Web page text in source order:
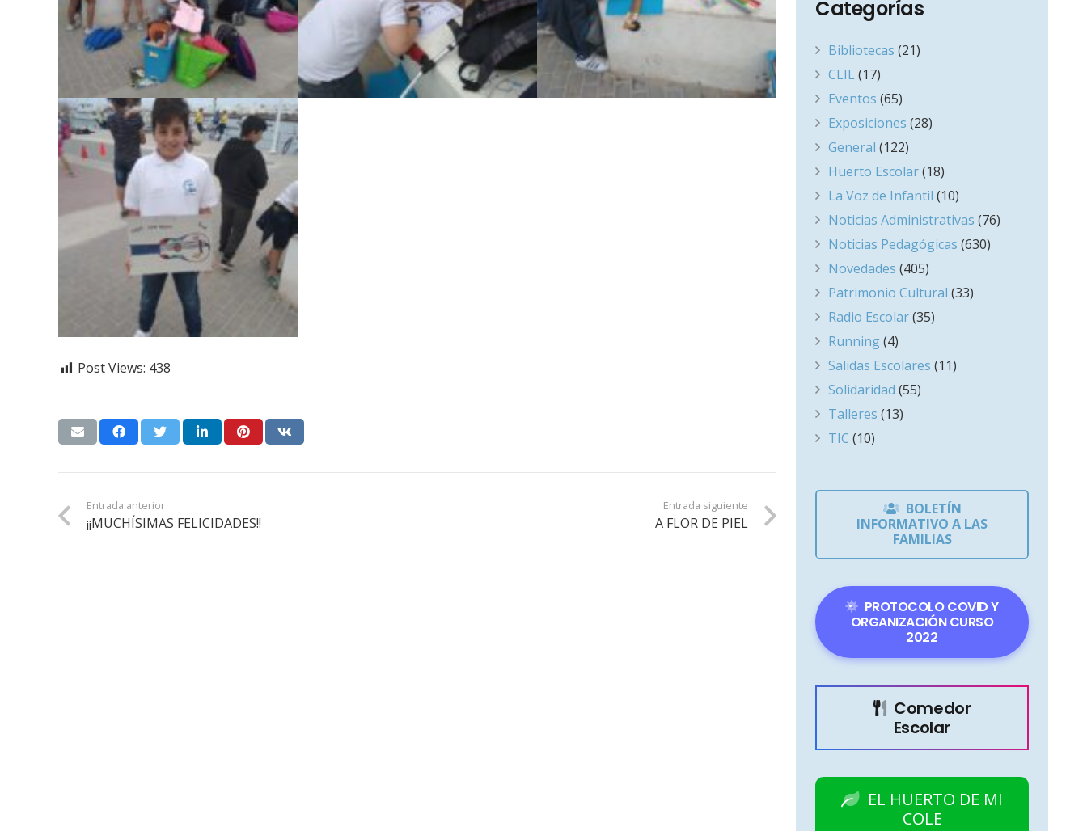
Post Views: 438
Entrada anterior
¡¡MUCHÍSIMAS FELICIDADES!!
Entrada siguiente
A FLOR DE PIEL
Categorías
Bibliotecas (21)
CLIL (17)
Eventos (65)
Exposiciones (28)
General (122)
Huerto Escolar(18)
La Voz de Infantil (10)
Noticias Administrativas (76)
Noticias Pedagógicas (630)
Novedades (405)
Patrimonio Cultural (33)
Radio Escolar(35)
Running(4)
Salidas Escolares (11)
Solidaridad (55)
Talleres (13)
TIC (10)
BOLETÍN
INFORMATIVO A LAS
FAMILIAS
PROTOCOLO COVID Y
ORGANIZACIÓN CURSO
2022
Comedor
Escolar
EL HUERTO DE MI
COLE